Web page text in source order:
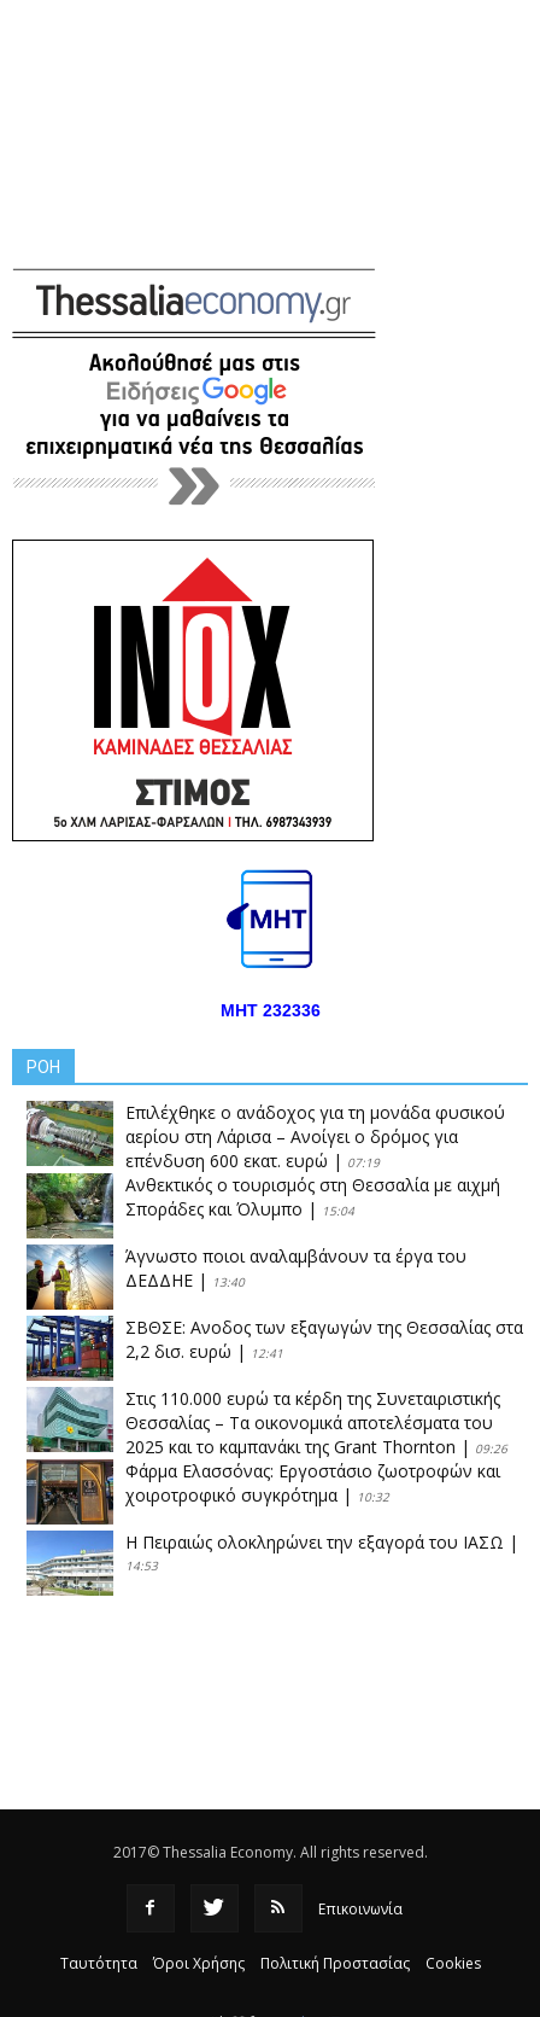
ΜΗΤ 232336
ΡΟΗ
Επιλέχθηκε ο ανάδοχος για τη μονάδα φυσικού
αερίου στη Λάρισα – Ανοίγει ο δρόμος για
επένδυση 600 εκατ. ευρώ | 07:19
Ανθεκτικός ο τουρισμός στη Θεσσαλία με αιχμή
Σποράδες και Όλυμπο | 15:04
Άγνωστο ποιοι αναλαμβάνουν τα έργα του
ΔΕΔΔΗΕ | 13:40
ΣΒΘΣΕ: Aνοδος των εξαγωγών της Θεσσαλίας στα
2,2 δισ. ευρώ | 12:41
Στις 110.000 ευρώ τα κέρδη της Συνεταιριστικής
Θεσσαλίας – Τα οικονομικά αποτελέσματα του
2025 και το καμπανάκι της Grant Thornton | 09:26
Φάρμα Ελασσόνας: Εργοστάσιο ζωοτροφών και
χοιροτροφικό συγκρότημα | 10:32
Η Πειραιώς ολοκληρώνει την εξαγορά του ΙΑΣΩ |
14:53
2017© Thessalia Economy. All rights reserved.
Επικοινωνία
Ταυτότητα Όροι Χρήσης Πολιτική Προστασίας Cookies